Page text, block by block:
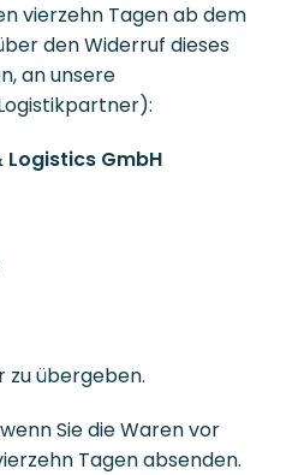
vierzehn Tagen ab dem
den Widerruf dieses
an unsere
Logistics GmbH
zu übergeben.
Sie die Waren vor
Tagen absenden.